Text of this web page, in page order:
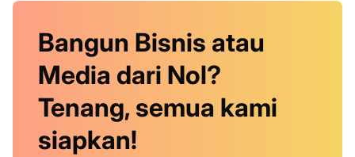
Bangun Bisnis atau
Media dari Nol?
Tenang, semua kami
siapkan!